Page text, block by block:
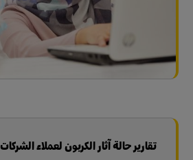
تقارير حالة آثار الكربون لعملاء الشركات